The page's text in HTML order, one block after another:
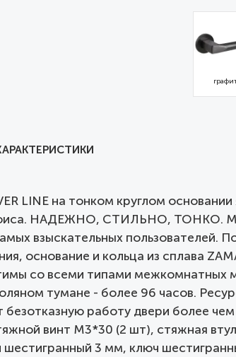
LINE на тонком круглом
НАДЕЖНО, СТИЛЬНО, ТОНКО.
взыскательных пользователей.
основание и кольца из сплава
со всеми типами межкомнатных
тумане - более 96 часов.
безотказную работу двери более
винт М3*30 (2 шт), стяжная
3 мм, ключ